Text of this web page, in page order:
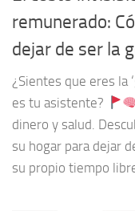
remunerado:
dejar de ser la
¿Sientes que eres la
es tu asistente?
dinero y salud.
su hogar para dejar
su propio tiempo